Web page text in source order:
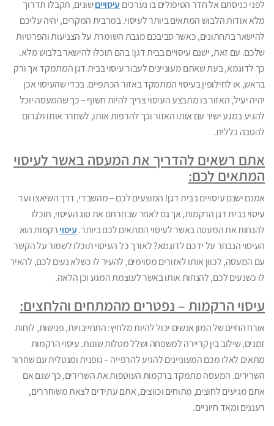
לפני כניסתם אל חדר הטיפולים בו נערכים עיסוייםשונים, תקבלו תדרוך
מלא אודות הלבוש המתאים ביותר לעיסוי. במרבית המקרים, יהיה עליכם
להישאר בתחתונים, כאשר סביבכם מגבת השומרת על הצניעות והפרטיות
שלכם. עם זאת, ישנם עיסויים בבית דגן! בהם תוכלו להישאר בלבוש מלא.
כך לדוגמא, בעת שאתם מעוניינים לעבור עיסוי בבית דגן המתמקד אך ורק
בראש, או לחילופין בעיסוי המתמקד באזור הכתפיים. בכדי שהעיסוי אכן
יהיה יעיל, האזור בו מתבצע העיסוי צריך להיות חשוף – כך שהמעסה יוכל
להגיע במגע ישיר עם אותו האזור וכך להרפות אותו, לשחרר אותו ולגרום
להטבה כללית.
אתם רשאים להדריך את המעסה באשר לעיסוי
המתאים לכם:
אמנם ישנם עיסויים בבית דגן! המוצעים לכם – מהשבדי, דרך השיאצו ועד
עיסוי בבית דגן הרקמות, אך גם לאחר שבחרתם את סוג העיסוי, תוכלו
להנחות את המעסה באשר לעיסוי המתאים לכם ביותר. עיסוי רקמות הוא
העיסוי הנבחר על ידכם לדוגמא? לאורך כל העיסוי תוכלו לשמור על הקשר
עם המעסה, לכוון אותו לאזורים מסוימים, להעיר לו כשלא נעים לכם, להאיר
לו כשנעים לכם, להנחות אותו באשר לעוצמת המגע וכן הלאה.
עיסוי הרקמות – נפטרים מהמתחים והלחצים:
אורח החיים של המון אנשים יכול להיות מלחיץ: התחייבויות, פגישות, לוחות
זמנים, שילוב בין קריירה למשפחה ושלל מטלות שונות. עיסוי הרקמות
מתאים לאלו מכם המעוניינים להגיע להרפייה – גופנית ומנטלית עם שחרור
השרירים. המעסה מתמקד ברקמות העוטפות את השרירים, כך שגם אם
אתם מגיעים לחוצים, מתוחים וכווצים, אתם עתידים לצאת משוחררים,
רעננים ומאד חיוניים.